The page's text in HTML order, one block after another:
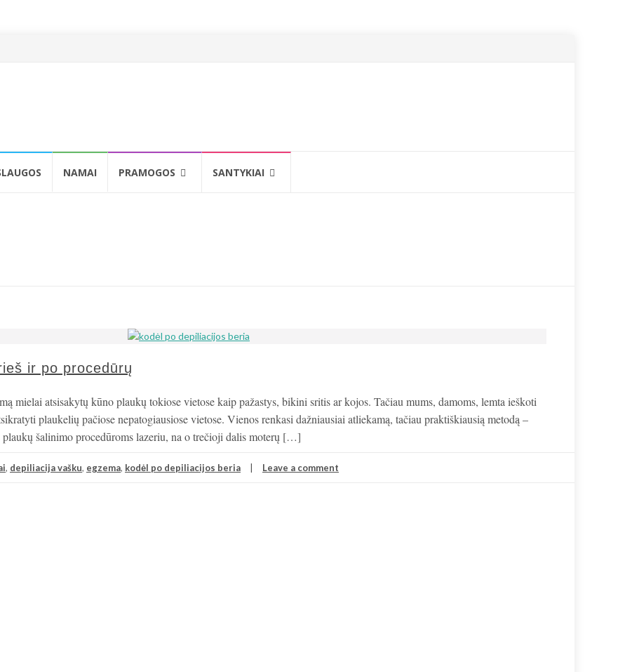
NAMAI PRAMOGOS SANTYKIAI
ir po procedūrų
mielai atsisakytų kūno plaukų tokiose vietose kaip pažastys, bikini sritis ar kojos. Tačiau mums, damoms, lemta ieškoti
plaukelių pačiose nepatogiausiose vietose. Vienos renkasi dažniausiai atliekamą, tačiau praktiškiausią metodą –
šalinimo procedūroms lazeriu, na o trečioji dalis moterų […]
, depiliacija vašku, egzema, kodėl po depiliacijos beria Leave a comment